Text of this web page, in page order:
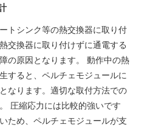
トシンク等の熱交換器に取り付
交換器に取り付けずに通電する
の原因となります。 動作中の熱
すると、ペルチェモジュールに
なります。適切な取付方法での
圧縮応力には比較的強いです
ため、ペルチェモジュールが支